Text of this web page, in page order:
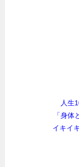
人生
「身体
イキイ